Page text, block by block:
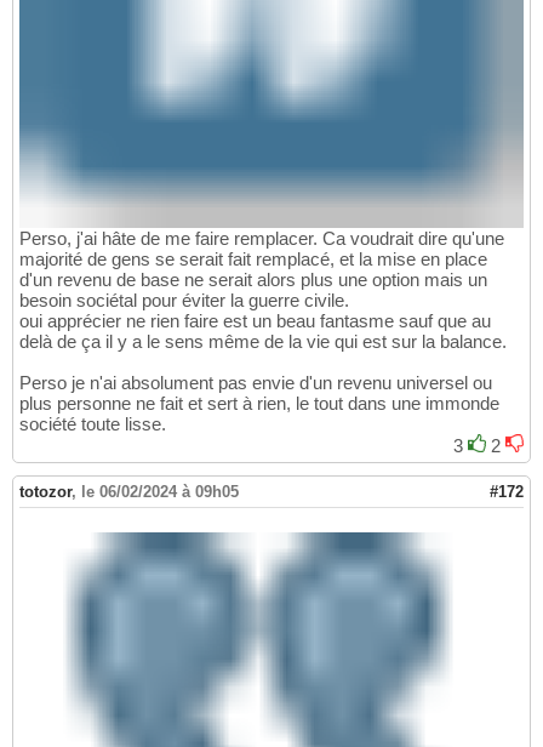
Perso, j'ai hâte de me faire remplacer. Ca voudrait dire qu'une
majorité de gens se serait fait remplacé, et la mise en place
d'un revenu de base ne serait alors plus une option mais un
besoin sociétal pour éviter la guerre civile.
oui apprécier ne rien faire est un beau fantasme sauf que au
delà de ça il y a le sens même de la vie qui est sur la balance.
Perso je n'ai absolument pas envie d'un revenu universel ou
plus personne ne fait et sert à rien, le tout dans une immonde
société toute lisse.
3
2
totozor, le 06/02/2024 à 09h05 #172